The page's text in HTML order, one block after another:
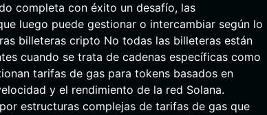
completa con éxito un desafío, las
luego puede gestionar o intercambiar según lo
billeteras cripto No todas las billeteras están
cuando se trata de cadenas específicas como
tarifas de gas para tokens basados en
y el rendimiento de la red Solana.
estructuras complejas de tarifas de gas que